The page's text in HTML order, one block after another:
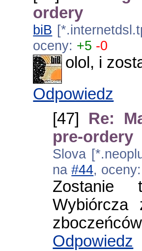
ordery
biB
oceny: +5 -0
olol, i
Odpowiedz
[47] Re:
pre-ordery
Slova
na#44,
Zostanie
Wybiórcza
Odpowiedz